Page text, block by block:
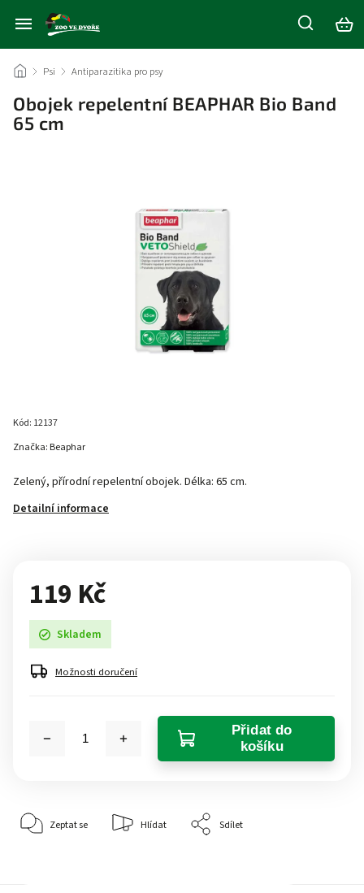
/ Psi / Antiparazitika pro psy
Obojek repelentní BEAPHAR Bio Band
65 cm
Kód: 12137
Zelený, přírodní repelentní obojek. Délka: 65 cm.
Detailní informace
Značka: Beaphar
119 Kč
Skladem
Možnosti doručení
Přidat do
košíku
Zeptat se Hlídat Sdílet